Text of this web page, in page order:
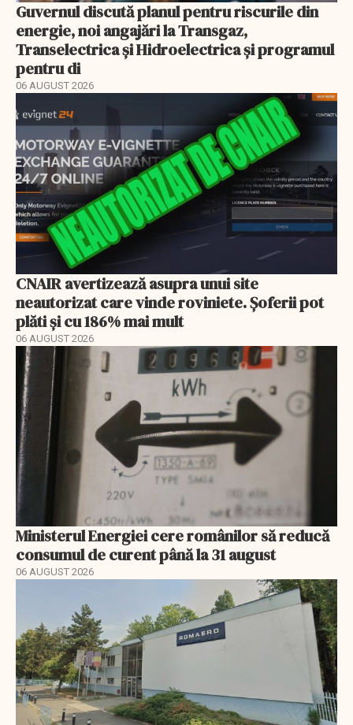
Guvernul discută planul pentru riscurile din
energie, noi angajări la Transgaz,
Transelectrica și Hidroelectrica și programul
pentru di
06 AUGUST 2026
CNAIR avertizează asupra unui site
neautorizat care vinde roviniete. Șoferii pot
plăti și cu 186% mai mult
06 AUGUST 2026
Ministerul Energiei cere românilor să reducă
consumul de curent până la 31 august
06 AUGUST 2026